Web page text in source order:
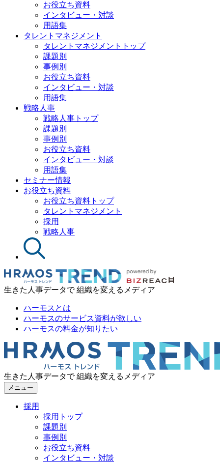
お役立ち資料
インタビュー・対談
用語集
タレントマネジメント
タレントマネジメントトップ
課題別
事例別
お役立ち資料
インタビュー・対談
用語集
戦略人事
戦略人事トップ
課題別
事例別
お役立ち資料
インタビュー・対談
用語集
セミナー情報
お役立ち資料
お役立ち資料トップ
タレントマネジメント
採用
戦略人事
生きた人事データで 組織を変えるメディア
ハーモスとは
ハーモスのサービス資料が欲しい
ハーモスの料金が知りたい
生きた人事データで 組織を変えるメディア
メニュー
採用
採用トップ
課題別
事例別
お役立ち資料
インタビュー・対談